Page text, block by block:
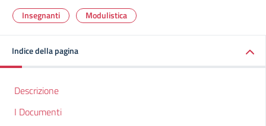
Insegnanti Modulistica
Indice della pagina
Descrizione
I Documenti